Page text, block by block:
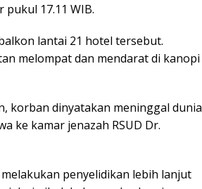
17.11 WIB.
lantai 21 hotel tersebut.
melompat dan mendarat di kanopi
korban dinyatakan meninggal dunia
ke kamar jenazah RSUD Dr.
penyelidikan lebih lanjut